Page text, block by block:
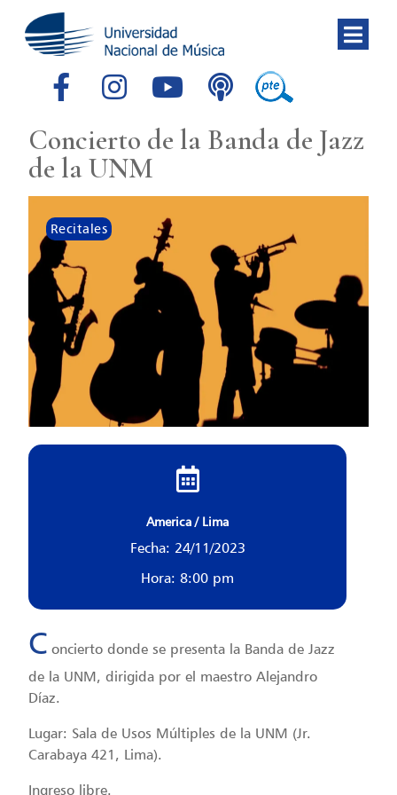
Concierto de la Banda de Jazz
de la UNM
Recitales
America / Lima
Fecha: 24/11/2023
Hora: 8:00 pm
C oncierto donde se presenta la Banda de Jazz
de la UNM, dirigida por el maestro Alejandro
Díaz.
Lugar: Sala de Usos Múltiples de la UNM (Jr.
Carabaya 421, Lima).
Ingreso libre.